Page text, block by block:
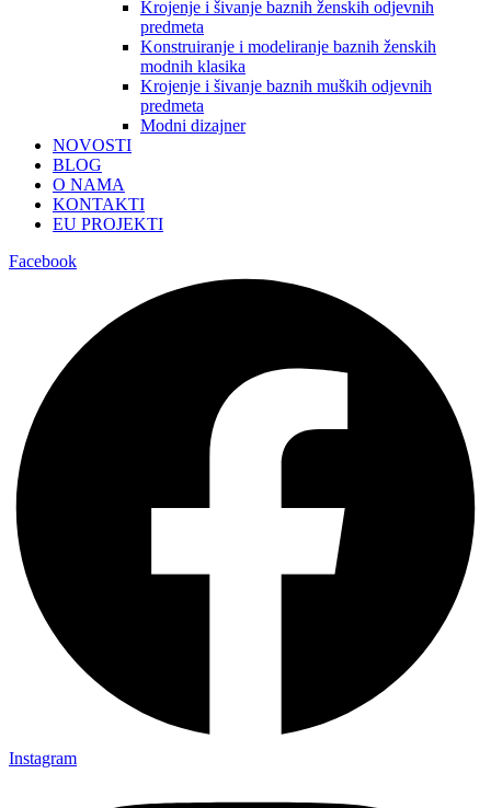
Krojenje i šivanje baznih ženskih odjevnih
predmeta
Konstruiranje i modeliranje baznih ženskih
modnih klasika
Krojenje i šivanje baznih muških odjevnih
predmeta
Modni dizajner
NOVOSTI
BLOG
O NAMA
KONTAKTI
EU PROJEKTI
Facebook
Instagram